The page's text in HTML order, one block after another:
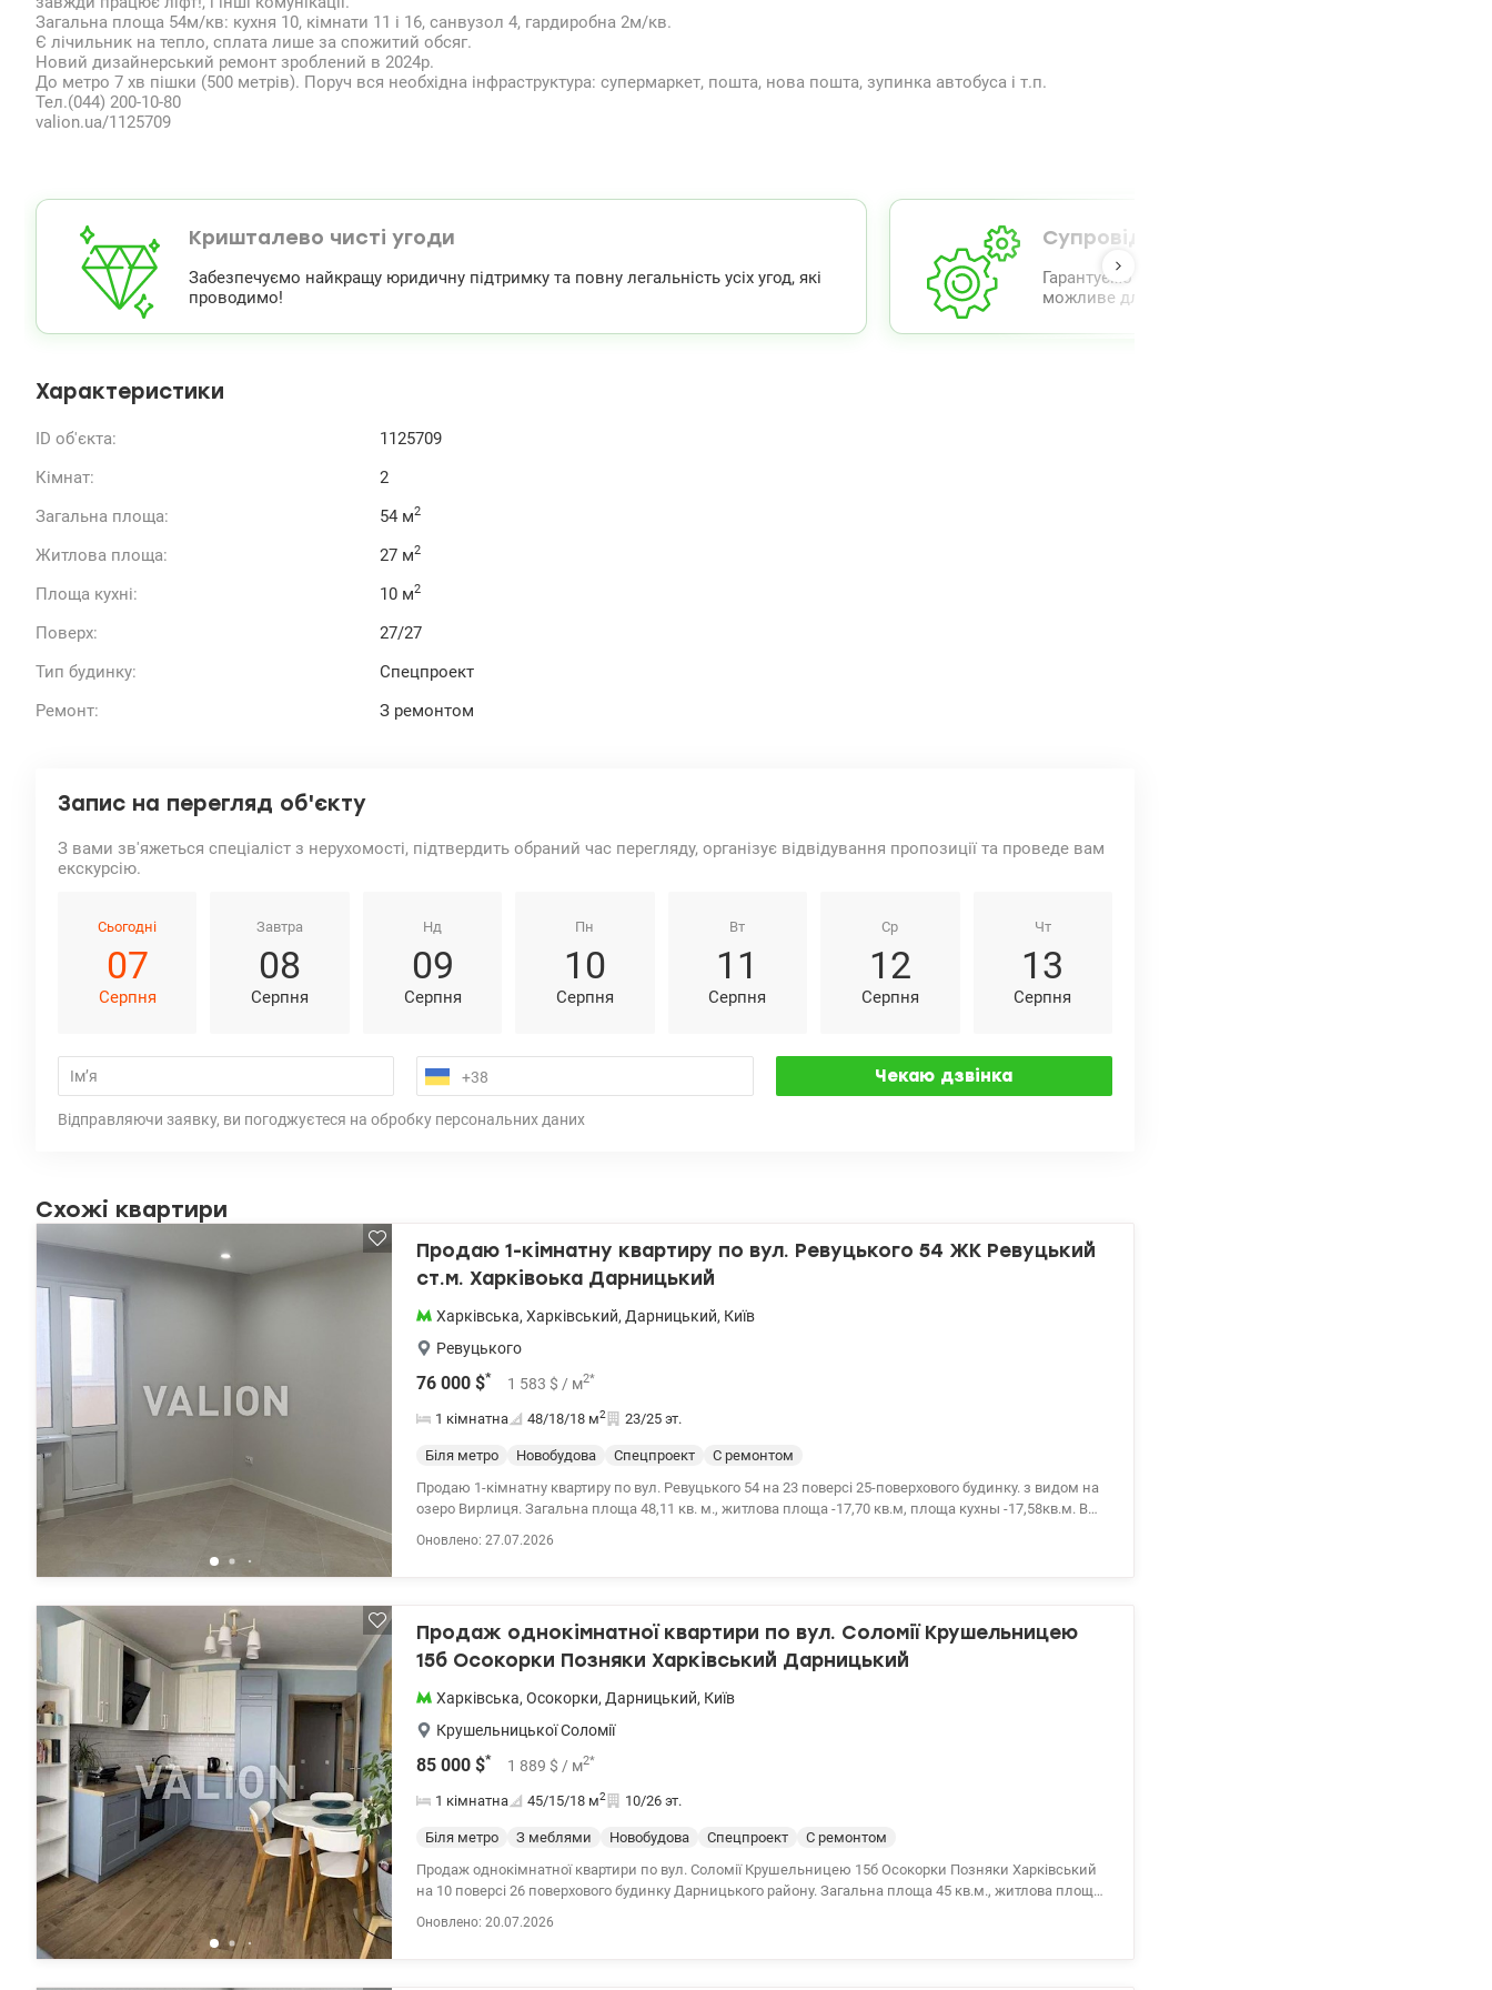
Загальна площа 54м/кв: кухня 10, кімнати 11 і 16, санвузол 4, гардиробна 2м/кв.
Є лічильник на тепло, сплата лише за спожитий обсяг.
Новий дизайнерський ремонт зроблений в 2024р.
До метро 7 хв пішки (500 метрів). Поруч вся необхідна інфраструктура: супермаркет, пошта, нова пошта, зупинка автобуса і т.п.
Тел.(044) 200-10-80
valion.ua/1125709
Кришталево чисті угоди
Забезпечуємо найкращу юридичну підтримку та повну легальність усіх угод, які
проводимо!
Супровід від А до Я
Гарантуємо повний комплекс супроводу та
можливе для полегшення процесу.
Характеристики
ID об'єкта:
1125709
Кімнат:
2
Загальна площа:
54 м2
Житлова площа: 27 м2
Площа кухні: 10 м2
Поверх:
27/27
Тип будинку:
Спецпроект
Ремонт:
З ремонтом
Запис на перегляд об'єкту
З вами зв'яжеться спеціаліст з нерухомості, підтвердить обраний час перегляду, організує відвідування пропозиції та проведе вам
екскурсію.
Сьогодні
07
Серпня
Завтра
08
Серпня
Нд
09
Серпня
Пн
10
Серпня
Вт
11
Серпня
Ср
12
Серпня
Чт
13
Серпня
Відправляючи заявку, ви погоджуєтеся на обробку персональних даних
Схожі квартири
Продаю 1-кімнатну квартиру по вул. Ревуцького 54 ЖК Ревуцький
ст.м. Харківоька Дарницький
Харківська, Харківський, Дарницький, Київ
Ревуцького
76 000 $* 1 583 $ / м2*
1 кімнатна 48/18/18 м2 23/25 эт.
Біля метро Новобудова Спецпроект
С ремонтом
Продаю 1-кімнатну квартиру по вул. Ревуцького 54 на 23 поверсі 25-поверхового будинку. з видом на
озеро Вирлиця. Загальна площа 48,11 кв. м., житлова площа -17,70 кв.м, площа кухны -17,58кв.м. В
Оновлено: 27.07.2026
Продаж однокімнатної квартири по вул. Соломії Крушельницею
15б Осокорки Позняки Харківський Дарницький
Харківська, Осокорки, Дарницький, Київ
Крушельницької Соломії
85 000 $* 1 889 $ / м2*
1 кімнатна 45/15/18 м2 10/26 эт.
Біля метро З меблями Новобудова Спецпроект
С ремонтом
Продаж однокімнатної квартири по вул. Соломії Крушельницею 15б Осокорки Позняки Харківський
на 10 поверсі 26 поверхового будинку Дарницького району. Загальна площа 45 кв.м., житлова площа
Оновлено: 20.07.2026